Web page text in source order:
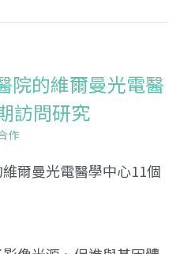
院的維爾曼光電醫
訪問研究
作
爾曼光電醫學中心11個